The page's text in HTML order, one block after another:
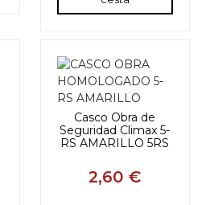
Casco Obra de
Seguridad Climax 5-
RS AMARILLO 5RS
2,60 €